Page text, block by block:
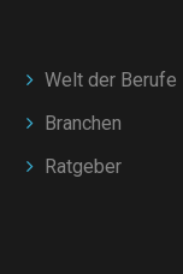
Welt der Berufe
Branchen
Ratgeber